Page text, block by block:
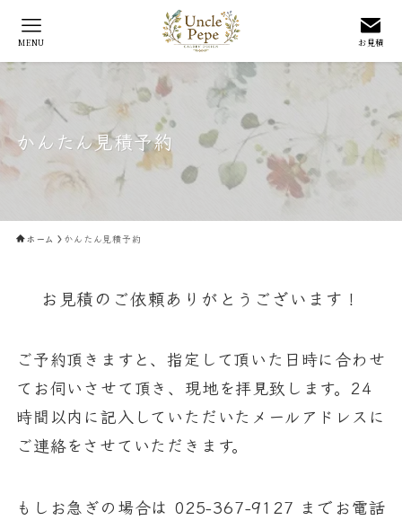
お見積
MENU
かんたん見積予約
ホーム かんたん見積予約
お見積のご依頼ありがとうございます！
ご予約頂きますと、指定して頂いた日時に合わせ
てお伺いさせて頂き、現地を拝見致します。24
時間以内に記入していただいたメールアドレスに
ご連絡をさせていただきます。
もしお急ぎの場合は 025-367-9127 までお電話